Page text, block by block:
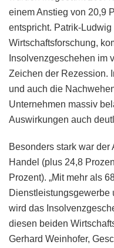
einem Anstieg von 20,9
entspricht. Patrik-
Wirtschaftsforschung,
Insolvenzgeschehen im
Zeichen der Rezession.
und auch die
Unternehmen massiv
Auswirkungen auch
Besonders stark war
Handel (plus 24,8
Prozent). „Mit mehr als
Dienstleistungsgewerbe
wird das
diesen beiden
Gerhard Weinhofer,